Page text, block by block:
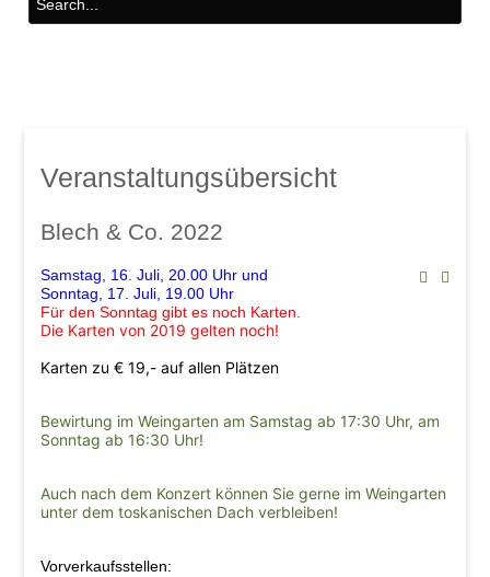
Galerien
Veranstaltungen
Weinschwätzle
im Mindelsaal
Weine
Werkstattkonzert, Mindelzeller Horntage
Veranstaltungsübersicht
Blech & Co. 2022
Samstag, 16. Juli, 20.00 Uhr und
Sonntag, 17. Juli, 19.00 Uhr
Für den Sonntag gibt es noch Karten.
Die Karten von 2019 gelten noch!
Karten zu € 19,- auf allen Plätzen
Bewirtung im Weingarten am Samstag ab 17:30 Uhr, am
Sonntag ab 16:30 Uhr!
Auch nach dem Konzert können Sie gerne im Weingarten
unter dem toskanischen Dach verbleiben!
Vorverkaufsstellen: